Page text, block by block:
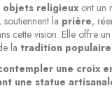
objets religieux ont un
, soutiennent la prière,
cette vision. Elle offre un
la tradition populaire
une croix
une statue